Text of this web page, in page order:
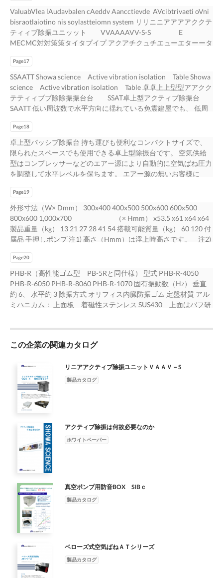
トムリン）グもタ良イいム。）も良い。 ・ 除水振平性方能向水
も固衝平有撃方振減向動衰固数性有：能振3.（動0Hセ数zッ：程
ト3リ度.ン0グHタz程イム度） も良い。 水垂平直方向垂固直有
方振向動固数有：振33..動00HH数zz：程3度.0Hz程度 ・ 搭垂載
動.ベ0しHルてz調程も整レ度器ベルに調よる整空器気に供よる給
つ動こ平としにがて保可もつ能レこベ。とルが調可整能器。によ
る空気供給 ・ 空で気レのベ供ル・空給を水気が平必の供に要
保給なつるがこ必と要が可なる能。 ・ 空気の供給が必要。 ベロ
ーズタベイロプーのズ除タ振イ性プの能除振性能 搭載重量
搭：載7t重on量 ：空7気toばnね 空4個気使ば用ね時4個使用
時 ベローズタイプの除振性能 搭載重量：7ton 空気ばね4個使
用時 4
よ調より整、り、に定より盤、の定レレ盤ベのルをレをベ設ル定
をす設るる定とと、、すると、 負荷荷重変動などで定盤にレベ
ルの変動が 生じても、 自動的にレベルの補正を行います。 ・ 集
中排気型自動レベル調整器 自動圧力調整器から排出される空
気は、 本体に取付けられたチューブを通り 排出されます。 この
チューブの先端を室外などに開放すると、 室内の空気を汚すこ
とはありません。 クリーンルームに適しています。 6
こりとまがすあ 。ります 。 ２．アクティブ除振台の原理 ア２ク
テ. アィブク除テ振ィ台ブ除は、振振台動やの位原置理変動のセ
ンサを設置し、発生している振動や位置変動を小さくするように
アクチュエータを動作させ まアすク。テこィれブを除フ振ィー
台ドはバ、ック振制動御や(Ｆ位Ｂ置制変御動)との言セいンまサ
すを。設そ置の結し、果、発パ生ッシしブて除い振る振台動では
ク無チくュなエりーまタすを。動作させ (ま図す２。参こ照れ)を
外フ部ィーからド与バッえクら制れた御振(F動Bの制影御響を)短
と言いい時ま間すに。減そ衰のさ結せる果こ、とパがッでシきブ
ま除す振。ま台たで、アはク必チ然ュエ的ーにタ生の出じて力い
をたバ共ラン振ス現さ象せるがこ無とくなります。 に(よ図り
２、定参盤照に)与外え部るねかじらり与荷え重らをれ減た少振
で動きのま影す響。 を短い時間に減衰させることができます。
また、 アクチュエータの出力をバランスさせるこ とにより、 定
盤に与えるねじり荷重を減少できます。 更に一歩進んで、床振
動が伝達されて除振対象を振動させるのと同時に、床側に置かれ
たセンサの出力に応じた力をアクチュエー タ更かにら一出歩力
さ進せんるでこ、とに床よ振り、動除が振伝台達上さのれ振て動
除を振減対少象させをる振こ動とがさでせきるまのすと。同こ時
れにをフ、ロ床アフ側ィにー置ドフかォれワーたドセ制ン御サの
(Ｆ出Ｆ力Ｆに制応御じ）た力と言をいアクチュエータ まかす
ら。出Ｆ力Ｂさ制せ御るとこ併とに用よすりる、と除除振振台台
きでまきすま。す。こ(れ図を２フ参ロア照フ)ィードフォワード
制御 (FFF 制御） と言います。 FB 制御と併用すると除振台上の
振動を更に減少させることができます。 ( 図２参照 ) 除除振振台
台上上ににははスステテーージジののようよなう移な移動動物を
物搭を載搭す載るすこるとがこと多がく多ありくまあすり。ま大
トトをを発発生生ささせせまますす。。ままたた、、質量質と量
加と速加度速の度積のに積比に例比し例た加した振加力振も発力
度とが加分速か度れがば分、そかれれにば比、 それに比 例例し
したた力力ととモモーーメメンントトをを発発生生させさるせこ
るとこにとよにりよ、り除、振除対振象対物象の移物動の荷移重
動の荷影重響のを影大響幅をに大低幅減にで低きま減すで。きこ
まれすが。ステこーれジがフスィテーードフジォフワィーードフ
AVVAアAクVティアブク除テ振ィブ台除は振この台３はつこのの
制３御つをの同制時御にを行同う時ことにが行でうきこまとす
が。で(図きま１す参。照()図１参照 ) ステージ・フィード・フォ
ワード 制御 客先ステージ 制御対象（除振定盤等） 位置フィード
バック 加速度フィードバック 制御 制御 フロア・フィード・フォ
制御方式 図２ 振動伝達率 ３．.VVAAAVVの特長 VAAV空圧タ
イプは、 アクチュエータとして空気ばねとサーボバルブの組み
合わせを採用しました。 この構成は、 大きな力を容易に得 VらA
れAるVは特、長アがクチあュりエまーすタ。としリてニ空アモ
気ーばタねのとよサうーにボ発バ熱ルブやの磁組界みを合気わに
せすをる採こ用となしまく、したV。AこAのV構-5成50はか、大
ら きVAなA力Vを-3容0易00に0得まらでれ、る特同長一のコン
トロー がラあでり制ま御す。すリるニこアとモがー出タの来よ
まうすに。発熱高や速磁の界応を答気がに必す要るこなと場な合
る回転モーメントと加振力に比例した制御力が、 ステージ応答
変位を激減させるのが分かり ます。 （図３参照） VAAV の SFF
制御は、 理論的に単純で無理が無く、 簡単に大きな効果が得ら
れます。 ２軸までのステー ジに対応して SFF 制御ができます。
を図 5、 6 に示します。 ±９V の範囲のアナログ信号で伝達しま
す。 アナログ信号生成装置と VAAV コントローラのアース電位
は、 同一である必要があります。 時間 （sec） 時間 （sec） 図
５ ステージ位置信号例 図６ ステージ加速度信号例 9 電圧
（V） 電圧 （V）
はさ空せ圧ると等リのニアリモモーータトーコのン2ト種ロ類ー
をルラがイ可ンナ能ッでプす。。 【除振 台 別】置きコントロー
ラには接点出力があり、外部コンピュータなどから浮上させる等
のリモートコントロールが可能です。 卓上除型振の台除振台
ベルを保ちます。 10
除除振振はは、、空空気気ばねば等ねの等除の振除要振素要が素
有がす有る固す有る値固に有近値いに周近波い数周領波域数で、
領振域動でを、増幅振す動るを共増振幅現す象るを共有し振て現
い象ますを。有しています。 【除振台】 最除適振な台除振効果
を得るため、 搭載機器の大きさ、 質量、 除振の目的、 周辺振動
の周波数帯域に留意して選ぶことが必要です。 定 盤 各型種、機
器デスのク最型適、な除卓振上効型果のを各得種るた精め密、搭
除載振機台器をのラ大イきンさナ、ッ質プ量して、除い振ますの
目。的、周辺振動の周波数帯域に留意して選ぶことが必要です。
【 空 定気盤ば型ね、ユデニスックト型】、卓上型の各種精密除
振台をラインナップしています。 ユ空ニ気ットば型ねのユニ空
振ユニット型式 搭載可能質量（4ユニット） 寸法（1ユニット）
質量（1ユニット） VAAV-550A 270〜 900kg 215（W） ×
160（D） × 170（H） mm 11kg VAAV-1000A 500〜 1,700kg
225（W） × 210（D） × 170（H） mm 16kg VAAV-2200A
1,100〜 3,700kg 280（W） × 240（D） × 208（H） mm 28kg
VAAV-4000A 2,100〜 7,000kg 330（W） × 270（D） ×
208（H） mm 40kg VAAV-10000A 5,000〜 17,000kg 465（W）
× 400（D） × 240（H） mm 50kg VAAV-20000A 11,400〜
38,000kg 600（W） × 600（D） × 284（H） mm 260kg VAAV-
1000-110H 500〜 1,700kg 240（W） × 240（D） × 110（H）
mm 15kg VAAV-2200-110H 1,100〜 3,700kg 350（W） ×
350（D） × 110（H） mm 18kg VAAV-4000-110H 2,100〜
7,000kg 420（W） × 420（D） × 110（H） mm 25kg VAAV-
7000-120H 3,600〜 12,000kg 450（W） × 450（D） × 120（H）
mm 45kg ※ 除振台標準構成は４ユニット／１台となります。
※ 搭載可能質量の最大値は、均等荷重且つ動荷重の無いときに
や検査を要するウエハへの振動対策とウエハを移動するステージ
の振動対策に使用されています。 ・ FPD（フラットパネルディ
スプレイ） 製造検査装置では、 ガントリーやステージが大きく
移動した際の振動を素早く減衰させて、 直ちに検査や修正を
行う目的で使用され、 タクトタイムの向上に役立っています。
密な加工を行うテーブル上の振動を取り除く目的で使用されてい
ます。 VAAV-L 高性能タイプ VAAV最上位モデルで最高の除
振性能をお求めの方に最適です。 VAAV シリーズの中で最もソフ
トな空気ばねを搭載しているため、 シリーズ最高 の除振性能を
可能とします。 特に振動に敏感な精密測定機器類や低周波振動
の大きい設置環境の除振 対策に最適化されています。 ステージ
VAAV-H VAAV-A
2×402（4H0）（mHm）mm 1155kgkg VVAAAAVV-1-
01000L00L 5005～00〜171,,70000kkgg 2252（25W（W））
××118800（（D）D）× 2×402（4H0）（mHm）mm 2200kgkg
VVAAAAVV-4-04000L00L 2,102,010～0〜77,,000000kgkg
（mHm）mm 7733kgkg ※※ 除除振振台台標標準準構成構は成４
ま 搭す載。 可※能 質搭量載の可最大能値質は量、均の等最荷
大重値且はつ、動均荷等重の荷無重い且ときつに動適用荷出重来
のま無す。いときに適用出来ます。 ■用途 ■用途 ・電電子子顕顕
微微鏡鏡でではは、、高高倍倍率率の画の画像像が振が振動動に
よにっよてっブてレブるレのるをの防を防ぎまぎすま。すパ。ッ
パシッブシ除ブ振除台振で台はで除はき除ききれきなれいな低い
周低波周数波の数振の動振動 をを嫌嫌うう顕顕微微鏡鏡にに
おおいいてて、、このこアのクアテクィテブィ除ブ除振振台台が
効が効果果を発を発揮揮してしいてまいすま。す。 ・・走走査
査トトンンネネルル顕顕微微鏡鏡、、原原子子間間力力顕顕微微
鏡鏡や光や光学学測測定定装装置置などな、ど特、に特振に動振
に動敏に感敏な感装な置装の置振の動振対動策対に策使に用使さ
用れさてれいてまいすま。す。 ・・低低周周波波振振動動のの
大大ききいい設設置置床床環環境境のの除除振振対対策策にに最
最適適でですす。。 ■VAAV-A 、VAAV-H 、VAAV-L 共通仕
様 ■VAAV-A 、 VAAV-H 、 VAAV-L 共通仕様 項目 仕様 制御
6自由度 1位次置通共 側精度供給圧力 0.6MPa以上± 10（μ mク
リーンエア） 通空1次気側消供給費圧量力 標準バ0.ル6MブPa
以6上0 （Lク/リmーンinエア） 空気消費量 高速応標準答ババ
ルブル 6ブ0 L/2m5in0 L/min 高速応答バルブ 250 L/min コ
ントローラ SAC-07 コントローラSAC-07 その他の構成品 型式
300（W）×300（D）×118（H）mm 6kg 電電源源
― ― ―― 通通電電源源ケケーーブルブル ―― 3m3m ―― レレ
ギギュュレレーータユタニユットニ RッGトU- 07RGU-07
―― 252050（（WW））××10100（0D）（×D2）00×（2H）
00m（mH）mm 33kgkg ユユニニット接接続ケ続ーケブルーブル
―― 5m5m ―― ■振動伝達率 ■振動伝達率 VAAV-A (標準タイ
数（Hz) 周波数（Hz) page 13 振動伝達率（dB) VVAAAAVV--LＬ
振動伝達率（dB)
ValuabVlea lAudavbalen cAeddv Aancctievde AVcibtrivaeti oVni
bisraotlaiotino nis soylastteiomn system リリニニアアアアククテ
ティィブ除振ユニッット VVAAAAVV-S-S E
MECMC対対策策タイタプイプ アクアチクュチエューエターータ
のい無振い動振伝動達伝特達性特、性高、い除高振い除性振能性
を実能現を実。 現。 メカメニカカニルカバルルバブルのブ採の
採用用で、パ 空圧アクティブユニットに比で較、 ッパシブ除
し、低ッシ価ブ 振 格除 台 で振 と台同等の の提と供同が等 空気
源で 可の能空。気源 使で用使可用能可。能。 CE空マ圧ーキアク
の提供が可能。CE マーキング対応の安心安全設計 （3）SE。C-
03）。 VAVAAVA-VL-シLリシーリズー同ズ様同、様最、も
最ソフもトソなフ空トな気空ば気ねばをね使を用使し用ていしる
てたいめる、たシめリ、ーシズリーズ最高の 最除高の除振性能
を実現 特に振振動性に能敏を感実な現精して密い し 測ま てす
い。ます。 定機器類や低周波振動の大きい設置環境の除振 対特
策にに振最動適に化敏さ感れてない精ま密す測。定機器類や低周
波振動の大きい設置環境の除振対策に 最適化されています。 ■■
仕仕様様 除振除ユ振ニユッニトット型型式式 搭載可搭能載質可
能量質（量（44ユユニニッット）ト） 寸法寸法（（11ユユニッ
トニ）ット） 質質量量（（1ユ1ニッユト）ニット） VVAAAAV-
V10-010S000S 500～5001〜,71,07000kkgg 1901（90W（W））
××119900（（D）D）× 1×781（7H8）（mHm）mm 141k4g kg
※※ 除振除台振標台準標構準成は構４成ユはニッ４トユ／ニ１
ッ台トと／なり１ま台す。と な※り 搭ます載可。 能※質 量
搭の載最可大値能は質、量均等の荷最重大且値つは動、荷均重等
の無荷い重とき且につ適動用出荷来重まのす無。 いときに適用
出来ます。 項目項目 仕様 仕様 制制御御自自由度由度 3軸63軸自
等 制所要御空方気源式 速度0フ.5ィMーPaド以バ上 ッ消ク費、
方推式 力 水平速方度向フィー:ドバ2ッ0クN、 フロ垂ア・直フ
ット20／N 台垂直と方し向て：使40用N時 発生磁界 0.04注μ）
T４以ユ下ニッ ト／台として使用時 発生磁界 注）0ユ.0ニ4μッT
ト以か下 ら150mm離れた位置での交流磁界 コントローラSEC-
03 注） ユニットから 150mm離れた位置での交流磁界 コントロ
ーラ SEC-03 その他そのの構他の成構成品品 型型式式等等 仕
ーラSEC-03 ― 335（W）×410（D）×130（H）mm 8kg 電コン
源トローラ SEC-03 AC100V～240―V 200VA（単相） 335（W）
× 410（D） ×―130（H） mm 8kg― 電源 AC100V〜
240V 200VA（単相） ― ― ■■用用途途 ・ 極低振動環境が要求さ
れる高性能電子顕微鏡に適用すると像揺れが桁違いに改善できま
す。 パッシブ除振台では除ききれない 低周波数 ・ 低の 極振低
振 周動波を 動環 数嫌のう 境 振顕 が 動微 要 を鏡 求さ 嫌にうお
れ 顕い る高 微て鏡、 性こ能 におの 電子 いアてク、テ 顕微鏡 こ
ィのブア除ク振 に台適が用効す果るをと発像揮揺しれまがす
桁。違いに改善できます。パッシブ除振台では除ききれない
・・ 走査トンネル顕微鏡、 原 ティブ除振台 走査トンネル顕微
鏡、原子子間間力力顕顕微微鏡鏡やや光光学学測測定定装装置置
ななど が、効特果にを振発揮 ど、特に振動動に敏に し敏ます。
感感な装な装置置の振の振動動対対策策に使に使用用されさてれ
Page17
SSAATT Showa science Active vibration isolation Table Showa
science Active vibration isolation Table 卓卓上上型型アアクク
テティィブブ除除振振台台 SSAT卓上型アクティブ除振台
SAATT 低い周波数で水平方向に揺れている免震建屋でも、 低周
低フォいー周マ波ン数スを低い周 で発水揮平し方ま向すに。揺
れている免震建屋でも、低周波振動に対する許容能力に優れた除
振制御機構により抜群の パエアーパ正フフ面ォォーー 源波マは
ン数ス不でを要水発で平揮す方し。向まオすにー。揺トれレてベ
いリンるグ免シ震ス建テ屋ムがで、も、水低平周レ波ベ振ル動を
エアーパ源マネはンル不スの要をふ発エモアニータ源ーは機 で
たす揮つ。のしオまボーすタト。ンレでベ簡リ単ング操シ作ス、
テム振が動、波水形平もレベLCルDを保パネちルますで。確認で
きます。 正正面面パパネネル不をのお要ふ貸たでつしす出の。
ボオしータ可ント能でレで簡ベすリ単ン。操グシ作ス、テ振ム動
が、水平レベルを保ちます。 ルのふたつのボタンで簡単操作、
振動波波形形ももLLCCDDパパネネルルでで確確認認でできま
す。 モモニニタターー機機ををおお貸貸しし出出しし可可能能
でです。 きます。 す。 卓上型卓ア上クテ型ィアブク除テ振ィブ
台除の振コス台トのパコフスォトーパマフンォスーモマデンルス
でモす卓上型アクティブ除振台のコストパフォーマンスモデ。デ
ルで す。 ３軸６３自軸由６度自ア由クティブ制御システ
ム。 ルです。 搭載物搭の載サ物イズのにサ合イズわせて２タ
イプをラインムナ。ップ。 共振点搭共が振載無物点く、がのサ
無全イく周、ズ に合わせて２タイプをラインナップ。 共振点が
に帯帯優域域れににた優優減れれ衰たた性減減能 ナップ 衰衰で
性性す能能 。。でですす。。 特に低特特周にに波低低の周周微
波波振のの動微微に振対動すにる対許す容る能許力容に能優力れ
にた優除れ振た制除御振機制構御が機特構長がで特水⾧平で方向
に 低周波水水で平平揺方方れ向向ていににる低低免周 振波動で
揺に対れすてるい許る免容震能ビ力ルにや優免れ震た工除場振制
御機構が特⾧で 干渉計などの精周密震波測ビでル定揺や機れ免
等て震いに工最る免場適震内でビですルの。や微免振震動工を場
嫌内内う干でで渉のの微微計振振など動動のをを精嫌嫌密うう測
定 機等に干最渉適計でなすど。の精密測定機等に最適です。 ■■
仕仕様様 型型式式 SSAATT-4-545 SSAATT-5-656 SAT-67 SAT-78
外外形寸形法寸 W法xD xHW型（mx式Dm）xH（mm）
424020S ××A55T00-040 ×5 9×393 500S ×A6T0-0 5×693 外形寸
法 WxDxH（mm） 420 ×500 ×93 550000 ××660000 ××993
600 × 700 × 95 700 × 800 × 95 本本本体質体体量質質量量 22266k
3 kkggg 33344kkkggg 47kg 60kg 搭搭搭載可載載能可可質量能能
ュタエエーータタ ボイ g ボイススココイイルルモモーター ボイ
スコイルモーター 制制制御方御御向方方向向 66自自由由度度 ー
ター 卓 6自由度 卓制制制御範御御囲範範囲囲 00..5卓上 除振性能
Page18
卓上型パッシブ除振台 持ち運びも便利なコンパクトサイズで、
限られたスペースでも使用できる卓上型除振台です。 空気供給
型はコンプレッサーなどのエアー源により自動的に空気ばね圧力
を調整して水平レベルを保ちます。 エアー源の無いお客様に
「高減衰コイルスプリング型」、 「高性能ゴム型」 をご用意し
ています。 搭載する装置のサイズと重量に合わせてお選びいた
だけます。 用途 顕微鏡／電子天秤／粗さ計／干渉計／光学実験
PB-5AA 空気供給型 パッシブ卓上除振台のハイエンドモデ
ル。偏荷重に対応し、自動的に空気ばね圧力を 調整して水平レ
ーを短時間（約2秒）で給気・排気し、搭 載機器調整時の揺動を
解消出来ます。 空気源との接続の為、φ6×3mのウレタン チュー
ブと継手（RT1/8おねじ）が付属し ます。 自動レベル調整機能
固有振動数 ： 垂直・ 水平 約 2.5Hz SPCC定盤タイプ PB-
5AA-3040-SPCC PB-5AA-4050-SPCC PB-5AA-5060-SPCC PB-
5AA-6050-SPCC PB-5AA-8060-SPCC PB-5AA-1070-SPCC 型式
5060-SUS PB-5AA-6050-SUS PB-5AA-8060-SUS PB-5AA-1070-
SUS 固有振動数（Hz） 約 2.5 除振方式 ダイヤフラム型空気ばね
減衰効果 オリフィスによるエアーダンピング レベリング方法 自
動レベリング（供給空気圧 0.4 ～ 0.7MPa） SPCC定盤タイプ
SPCC 表面焼付塗装処理 定盤 SUS定盤タイプ SUS304 外形寸法
（W× Dmm） 300x400 400x500 500x600 600x500 800x600
1,000x700 （× Hmm） x53.5 x61 x64 x64 製品重量
（kg） 13 21 27 28 41 54 搭載可能質量（kg） 60 120 付属品 ウレ
浮上時高さです。 注2) 搭載可能質量は偏荷重により下がりま
す。 ※詳細寸法につきましては、図面をご確認ください。 ※搭
載装置の”重心位置が高い” “偏荷重が大きい”場合は当社にご相談
下さい。 PB-5AH 空気密封型 PB-5AAの性能そのままに、手軽
に使える空気ばね除振台です。 パッシブ除振台のミドルレンジ
無い所でもご使用いただけます。 レベル調整機能 固有振動
数 ： 垂直・ 水平 約 2.5Hz SPCC定盤タイプ PB-5AH-3040-
SPCC PB-5AH-4050-SPCC PB-5AH-5060-SPCC PB-5AH-6050-
SPCC PB-5AH-8060-SPCC PB-5AH-1070-SPCC 型式 SUS定盤タ
イプ PB-5AH-3040-SUS PB-5AH-4050-SUS PB-5AH-5060-SUS
動数（Hz） 約 2.5 除振方式 ダイヤフラム型空気ばね 減衰効果 オ
リフィスによるエアーダンピング レベリング方法 手押しポンプ
補給式 SPCC定盤タイプ SPCC 表面焼付塗装処理 定盤 SUS定盤
Page19
外形寸法（W× Dmm） 300x400 400x500 500x600 600x500
800x600 1,000x700 （× Hmm） x53.5 x61 x64 x64
製品重量（kg） 13 21 27 28 41 54 搭載可能質量（kg） 60 120 付
属品 手押しポンプ 注1) 高さ（Hmm）は浮上時高さです。 注2)
しては、図面をご確認ください。 ※搭載装置の”重心位置が高い”
“偏荷重が大きい”場合は当社にご相談下さい。 PB-5R 高性能ゴ
ム型 特殊エアダンパー機構を内蔵した防振ゴムにより通常の
防振ゴムでは得られない高い除振性 能を達成しています。 オリ
フィスを内臓した空気ばね同様の絞り効果で、スムーズな振動減
SPCC PB-5R-5060-SPCC PB-5R-8060-SPCC PB-5R-1070-SPCC
5060-SUS PB-5R-8060-SUS PB-5R-1070-SUS 固有振動数（Hz）
垂直約 6、 水平約 3 除振方式 オリフィス内臓防振ゴム SPCC定盤
タイプ SPCC 表面焼付塗装処理 定盤 SUS定盤タイプ SUS304 外
形寸法（W× Dmm） 300x400 400x500 500x600 800x600
1,000x700 （× Hmm） x51 x55 x87 製品重量（kg）
荷重時高さです。 注2) 搭載可能質量は偏荷重により下がりま
す。 ※詳細寸法につきましては、図面をご確認ください。 ※搭
載装置の”重心位置が高い” “偏荷重が大きい”場合は当社にご相談
下さい。 PHB ハニカム定盤付 高剛性のハニカム定盤（ブレッ
ドボード）を採用。 上面板は着磁性のあるSUS430。 定盤上面に
の他は黒色塗装。 光学実験等高周波振動を嫌う機器に最適 。
PHB-A（空気供給型 PB-5AAと同仕様） PHB-H（空気密封
型 PB-5AHと同仕様） 型式 PHB-A-4050 PHB-A-6050 PHB-A-
8060 PHB-A-1070 PHB-H-4050 PHB-H-6050 PHB-H-8060 PHB-
H-1070 固有振動数（Hz） 約 2.5 約 2.5 除振方式 ダイヤフラム型
空気ばね ダイヤフラム型空気ばね 減衰効果 オリフィスによるエ
アーダンピング オリフィスによるエアーダンピング レベリング
方法 自動レベリング（供給空気圧 0.4 ～ 0.7MPa） 手押しポンプ
補給式 定盤材質 アルミハニカム： 上面板 着磁性ステンレス
Page20
PHB-R（高性能ゴム型 PB-5Rと同仕様） 型式 PHB-R-4050
PHB-R-6050 PHB-R-8060 PHB-R-1070 固有振動数（Hz） 垂直
約 6、 水平約 3 除振方式 オリフィス内臓防振ゴム 定盤材質 アル
ミハニカム： 上面板 着磁性ステンレス SUS430 上面はバフ研
量（kg） 20 25 45 56 搭載可能質量（kg） 70 65 120 注1) 高さ
時約6mm、1070は120kg搭載時約6mm沈下致します。 注2）型
式 6050、1070には移動用にぎり棒が付属されます。 注3）搭
載可能質量は偏荷重により下がります。 ※詳細寸法につきまし
ては、図面をご確認ください。 ※搭載装置の”重心位置が高い”
“偏荷重が大きい”場合は当社にご相談下さい。 PB-SMG 汎用
スフリーで空気ばねと同等性能を実現しました。 ハイコストパ
フォーマンス製品で、 光学顕微鏡、 硬度計、 小型干渉計など 装
置の下に置くだけですぐに使うことができます。 ハイコストパ
フォーマンス 固有振動数 ： 垂直 約 5.0Hz 水平 約 4.0Hz
SPCC定盤タイプ PB-SMG-3040-SPCC PB-SMG-4050-SPCC PB-
SMG-5060-SPCC 型式 SUS定盤タイプ ― ― ― 固有振動数（Hz）
垂直 約 5.0、 水平 約 4.0 除振方式 コイルバネとシリコーンゲル
の組合せ SPCC定盤タイプ SPCC 表面焼付塗装処理 定盤 SUS定
盤タイプ ― 外形寸法（W× Dmm） 300x400 400x500 500x600
（× Hmm） 78 82 製品重量（kg） 6 10 15 搭載可能
質量（kg） 5～ 40 注1）高さ（Hmm）は無荷重時の高さです。
注2）搭載可能質量は偏荷重により下がります。 ※詳細寸法につ
きましては、図面をご確認ください。 ※搭載装置の”重心位置が
高い” “偏荷重が大きい”場合は当社にご相談下さい。 PB-VSM
この企業の関連カタログ
リニアアクティブ除振ユニットＶＡＡＶ－S
製品カタログ
アクティブ除振は何故必要なのか
ホワイトペーパー
真空ポンプ用防音BOX SIBｃ
製品カタログ
ベローズ式空気ばねＡＴシリーズ
製品カタログ